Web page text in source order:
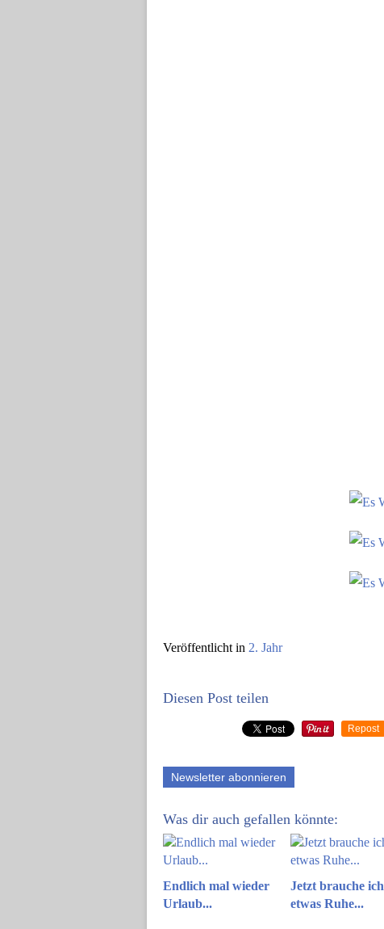
Veröffentlicht in 2. Jahr
Diesen Post teilen
Repost
Newsletter abonnieren
Was dir auch gefallen könnte:
Endlich mal wieder
Urlaub...
Jetzt brauche ich
etwas Ruhe...